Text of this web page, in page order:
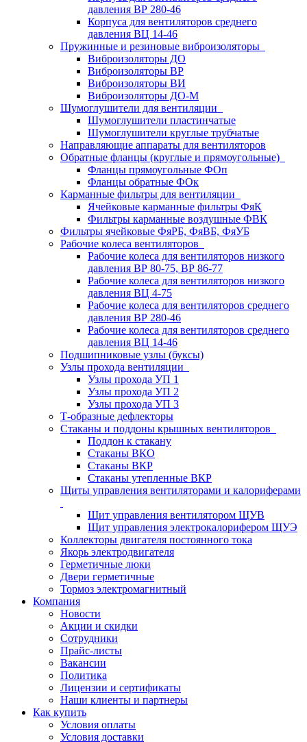
давления ВР 280-46
Корпуса для вентиляторов среднего
давления ВЦ 14-46
Пружинные и резиновые виброизоляторы
Виброизоляторы ДО
Виброизоляторы ВР
Виброизоляторы ВИ
Виброизоляторы ДО-М
Шумоглушители для вентиляции
Шумоглушители пластинчатые
Шумоглушители круглые трубчатые
Направляющие аппараты для вентиляторов
Обратные фланцы (круглые и прямоугольные)
Фланцы прямоугольные ФОп
Фланцы обратные ФОк
Карманные фильтры для вентиляции
Ячейковые карманные фильтры ФяК
Фильтры карманные воздушные ФВК
Фильтры ячейковые ФяРБ, ФяВБ, ФяУБ
Рабочие колеса вентиляторов
Рабочие колеса для вентиляторов низкого
давления ВР 80-75, ВР 86-77
Рабочие колеса для вентиляторов низкого
давления ВЦ 4-75
Рабочие колеса для вентиляторов среднего
давления ВР 280-46
Рабочие колеса для вентиляторов среднего
давления ВЦ 14-46
Подшипниковые узлы (буксы)
Узлы прохода вентиляции
Узлы прохода УП 1
Узлы прохода УП 2
Узлы прохода УП 3
Т-образные дефлекторы
Стаканы и поддоны крышных вентиляторов
Поддон к стакану
Стаканы ВКО
Стаканы ВКР
Стаканы утепленные ВКР
Щиты управления вентиляторами и калориферами
Щит управления вентилятором ЩУВ
Щит управления электрокалорифером ЩУЭ
Коллекторы двигателя постоянного тока
Якорь электродвигателя
Герметичные люки
Двери герметичные
Тормоз электромагнитный
Компания
Новости
Акции и скидки
Сотрудники
Прайс-листы
Вакансии
Политика
Лицензии и сертификаты
Наши клиенты и партнеры
Как купить
Условия оплаты
Условия доставки